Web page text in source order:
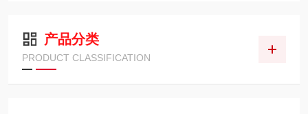
产品分类
PRODUCT CLASSIFICATION